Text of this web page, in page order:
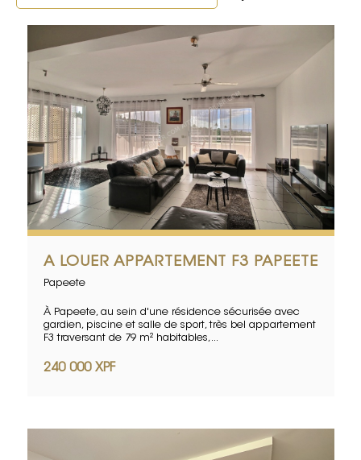
A LOUER APPARTEMENT F3 PAPEETE
Papeete
À Papeete, au sein d'une résidence sécurisée avec
gardien, piscine et salle de sport, très bel appartement
F3 traversant de 79 m² habitables,...
240 000 XPF